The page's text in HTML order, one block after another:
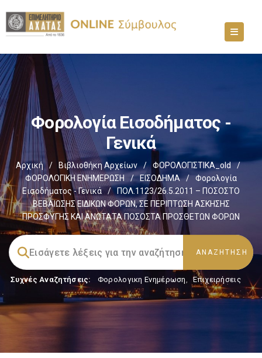
Φορολογία Εισοδήματος -
Γενικά
Αρχική / Βιβλιοθήκη Αρχείων / ΦΟΡΟΛΟΓΙΣΤΙΚΑ_old
/
ΦΟΡΟΛΟΓΙΚΗ ΕΝΗΜΕΡΩΣΗ
/ ΕΙΣΟΔΗΜΑ /
Φορολογία
Εισοδήματος - Γενικά
/
ΠΟΛ.1123/26.5.2011 – ΠΟΣΟΣΤΟ
ΒΕΒΑΙΩΣΗΣ ΕΙΔΙΚΩΝ ΦΟΡΩΝ, ΣΕ ΠΕΡΙΠΤΩΣΗ ΑΣΚΗΣΗΣ
ΠΡΟΣΦΥΓΗΣ ΚΑΙ ΑΝΩΤΑΤΑ ΠΟΣΟΣΤΑ ΠΡΟΣΘΕΤΩΝ ΦΟΡΩΝ
Συχνές Αναζητήσεις: Φορολογικη Ενημέρωση, Επιχειρήσεις